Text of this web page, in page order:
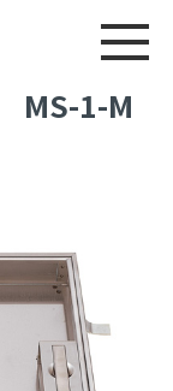
総合
MS-1-M